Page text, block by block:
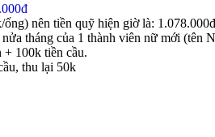
nên tiền quỹ hiện giờ là:
tháng của 1 thành viên nữ mới (tên
+ 100k tiền cầu.
thu lại 50k